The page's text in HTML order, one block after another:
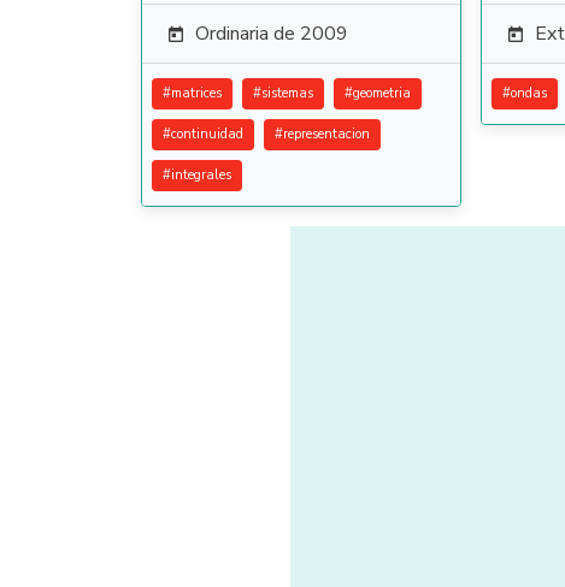
 Ordinaria de 2009
#matrices #sistemas #geometria
#continuidad #representacion
#integrales

#ondas